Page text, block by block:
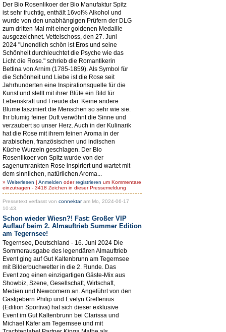
Der Bio Rosenlikoer der Bio Manufaktur Spitz
ist sehr fruchtig, enthält 16vol% Alkohol und
wurde von den unabhängigen Prüfern der DLG
zum dritten Mal mit einer goldenen Medaille
ausgezeichnet. Vettelschoss, den 27. Juni
2024 "Unendlich schön ist Eros und seine
Schönheit durchleuchtet die Psyche wie das
Licht die Rose." schrieb die Romantikerin
Bettina von Arnim (1785-1859). Als Symbol für
die Schönheit und Liebe ist die Rose seit
Jahrhunderten eine Inspirationsquelle für die
Kunst und stellt mit ihrer Blüte ein Bild für
Lebenskraft und Freude dar. Keine andere
Blume fasziniert die Menschen so sehr wie sie.
Ihr blumig feiner Duft verwöhnt die Sinne und
verzaubert so unser Herz. Auch in der Kulinarik
hat die Rose mit ihrem feinen Aroma in der
arabischen, französischen und indischen
Küche Wurzeln geschlagen. Der Bio
Rosenlikoer von Spitz wurde von der
sagenumrankten Rose inspiriert und wartet mit
dem sinnlichen, natürlichen Aroma...
» Weiterlesen | Anmelden oderregistrieren um Kommentare
einzutragen - 3418 Zeichen in dieser Pressemeldung
Pressetext verfasst von connektaram Mo, 2024-06-17
10:43.
Schon wieder Wiesn?! Fast: Großer VIP
Auflauf beim 2. Almauftrieb Summer Edition
am Tegernsee!
Tegernsee, Deutschland - 16. Juni 2024 Die
Sommerausgabe des legendären Almauftrieb
Event ging auf Gut Kaltenbrunn am Tegernsee
mit Bilderbuchwetter in die 2. Runde. Das
Event zog einen einzigartigen Gäste-Mix aus
Showbiz, Szene, Gesellschaft, Wirtschaft,
Medien und Newcomern an. Angeführt von den
Gastgebern Philip und Evelyn Greffenius
(Edition Sportiva) hat sich dieser exklusive
Event im Gut Kaltenbrunn bei Clarissa und
Michael Käfer am Tegernsee und mit